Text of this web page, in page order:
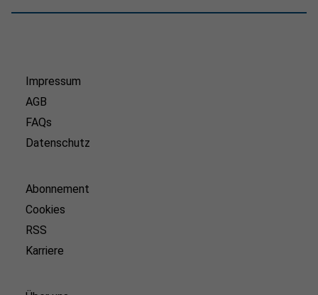
Impressum
AGB
FAQs
Datenschutz
Abonnement
Cookies
RSS
Karriere